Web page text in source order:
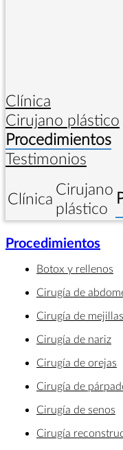
Clínica
Cirujano plástico
Procedimientos
Testimonios
Clínica Cirujano
plástico
Procedimientos
Botox y rellenos
Cirugía de
Cirugía de mejillas
Cirugía de nariz
Cirugía de orejas
Cirugía de
Cirugía de senos
Cirugía